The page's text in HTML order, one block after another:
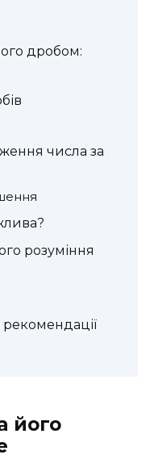
дробом:
числа за
розуміння
його